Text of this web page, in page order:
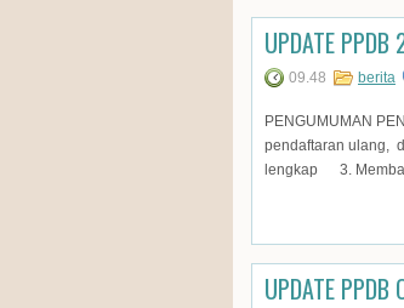
UPDATE PPDB
09.48 berita
PENGUMUMAN
pendaftaran ulang,
lengkap 3.
UPDATE PPDB